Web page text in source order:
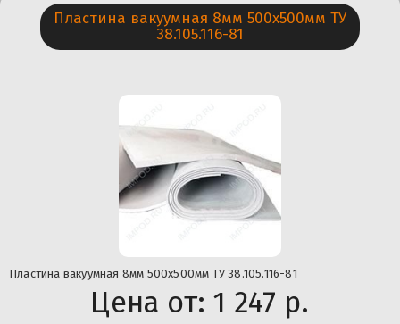
Пластина вакуумная 8мм 500х500мм ТУ
38.105.116-81
Пластина вакуумная 8мм 500х500мм ТУ 38.105.116-81
Цена от: 1 247 р.